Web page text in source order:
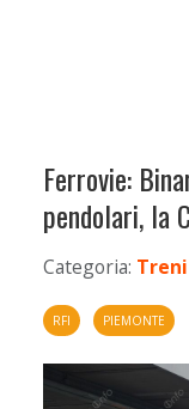
Ferrovie:
pendolari, la
Categoria:
RFI PIEMONTE